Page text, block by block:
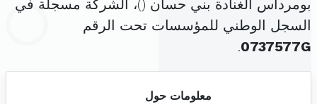
بومرداس الغنادة بني حسان ()، الشركة مسجلة في
السجل الوطني للمؤسسات تحت الرقم
0737577G
.
معلومات حول